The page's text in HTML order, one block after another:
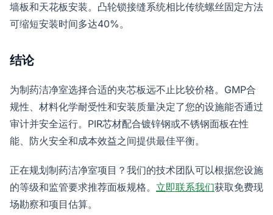
墙板和天花板安装。凸轮锁接缝系统相比传统螺丝固定方法
可缩短安装时间多达40%。
结论
为制药洁净室选择合适的夹芯板远不止比较价格。GMP合
规性、材料化学耐受性和安装质量决定了您的设施能否通过
审计并安全运行。PIR芯材配合镀锌钢或不锈钢面板在性
能、防火安全和成本效益之间提供最佳平衡。
正在规划制药洁净室项目？我们的技术团队可以根据您设施
的等级和监管要求推荐面板规格。 立即联系我们获取免费现
场勘察和项目估算。